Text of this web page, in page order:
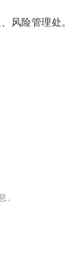
风险管理处。
。